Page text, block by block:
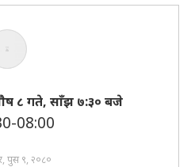
८ गते, साँझ ७:३० बजे
08:00
पुस ९, २०८०